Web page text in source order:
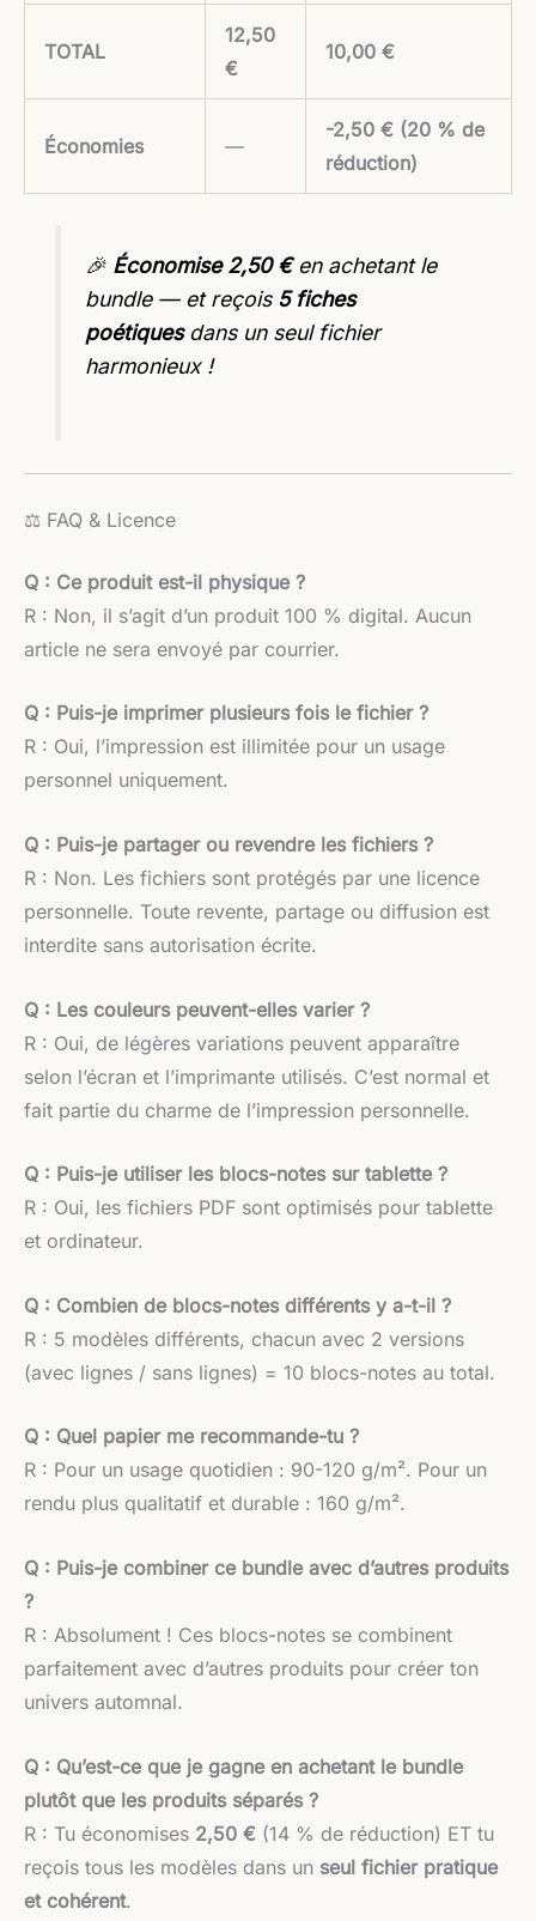
TOTAL
12,50
€
10,00 €
Économies —
-2,50 € (20 % de
réduction)
🎉 Économise 2,50 €en achetant le
bundle — et reçois 5 fiches
poétiquesdans un seul fichier
harmonieux !
⚖️ FAQ & Licence
Q : Ce produit est-il physique ?
R : Non, il s’agit d’un produit 100 % digital. Aucun
article ne sera envoyé par courrier.
Q : Puis-je imprimer plusieurs fois le fichier ?
R : Oui, l’impression est illimitée pour un usage
personnel uniquement.
Q : Puis-je partager ou revendre les fichiers ?
R : Non. Les fichiers sont protégés par une licence
personnelle. Toute revente, partage ou diffusion est
interdite sans autorisation écrite.
Q : Les couleurs peuvent-elles varier ?
R : Oui, de légères variations peuvent apparaître
selon l’écran et l’imprimante utilisés. C’est normal et
fait partie du charme de l’impression personnelle.
Q : Puis-je utiliser les blocs-notes sur tablette ?
R : Oui, les fichiers PDF sont optimisés pour tablette
et ordinateur.
Q : Combien de blocs-notes différents y a-t-il ?
R : 5 modèles différents, chacun avec 2 versions
(avec lignes / sans lignes) = 10 blocs-notes au total.
Q : Quel papier me recommande-tu ?
R : Pour un usage quotidien : 90-120 g/m². Pour un
rendu plus qualitatif et durable : 160 g/m².
Q : Puis-je combiner ce bundle avec d’autres produits
?
R : Absolument ! Ces blocs-notes se combinent
parfaitement avec d’autres produits pour créer ton
univers automnal.
Q : Qu’est-ce que je gagne en achetant le bundle
plutôt que les produits séparés ?
R : Tu économises 2,50 € (14 % de réduction) ET tu
reçois tous les modèles dans un seul fichier pratique
et cohérent.